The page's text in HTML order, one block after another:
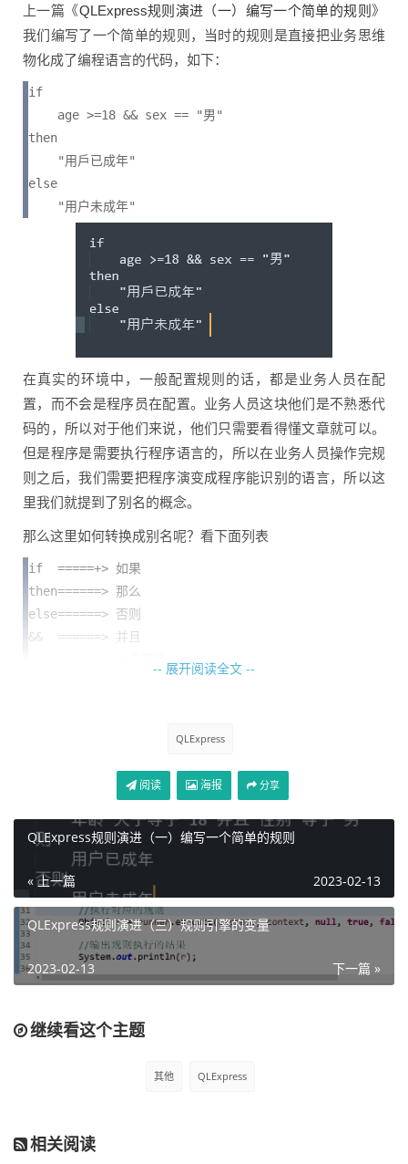
上一篇《QLExpress规则演进（一）编写一个简单的规则 》
我们编写了一个简单的规则，当时的规则是直接把业务思维
物化成了编程语言的代码，如下：
if
age >=18 && sex == "男"
then
"用戶已成年"
else
"用户未成年"
在真实的环境中，一般配置规则的话，都是业务人员在配
置，而不会是程序员在配置。业务人员这块他们是不熟悉代
码的，所以对于他们来说，他们只需要看得懂文章就可以。
但是程序是需要执行程序语言的，所以在业务人员操作完规
则之后，我们需要把程序演变成程序能识别的语言，所以这
里我们就提到了别名的概念。
那么这里如何转换成别名呢？看下面列表
if  =====+> 如果
then======> 那么
else======> 否则
&&  ======> 并且
否则
"用户未成年"
那么这个时候程序如何执行呢？其实就是在QLExpress的Ru
nner里面添加别名变量即可，QLExpress会自动帮我们完成
别名的转换，也就是
1、遇到如果 就转换成 if
4、遇到并且 就转换成 &&
import com.ql.util.express.DefaultContext;
-- 展开阅读全文 --
QLExpress
阅读 海报 分享
QLExpress规则演进（一）编写一个简单的规则
« 上一篇 2023-02-13
QLExpress规则演进（三）规则引擎的变量
下一篇 »
2023-02-13
继续看这个主题
其他 QLExpress
相关阅读